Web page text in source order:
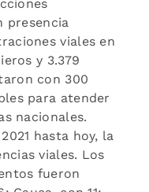
presencia
viales en
y 3.379
con 300
para atender
nacionales.
hasta hoy, la
viales. Los
fueron